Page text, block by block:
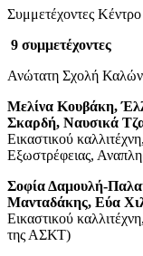
Συμμετέχοντες
9 συμμετέχοντες
Ανώτατη Σχολή
Μελίνα Κουβάκη,
Σκαρδή, Ναυσικά
Εικαστικού
Εξωστρέφειας,
Σοφία Δαμουλή-
Μανταδάκης, Εύα
Εικαστικού
της ΑΣΚΤ)